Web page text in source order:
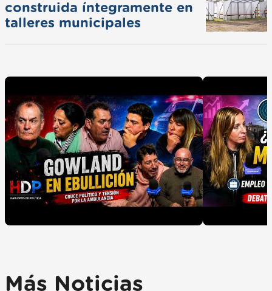
construida íntegramente en
talleres municipales
Más Noticias